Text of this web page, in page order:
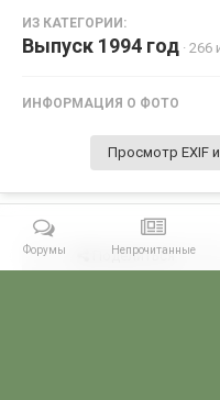
ИЗ КАТЕГОРИИ:
Выпуск 1994 год ·
ИНФОРМАЦИЯ О ФОТО
Просмотр EXIF
Поделиться
Форумы Непрочитанные